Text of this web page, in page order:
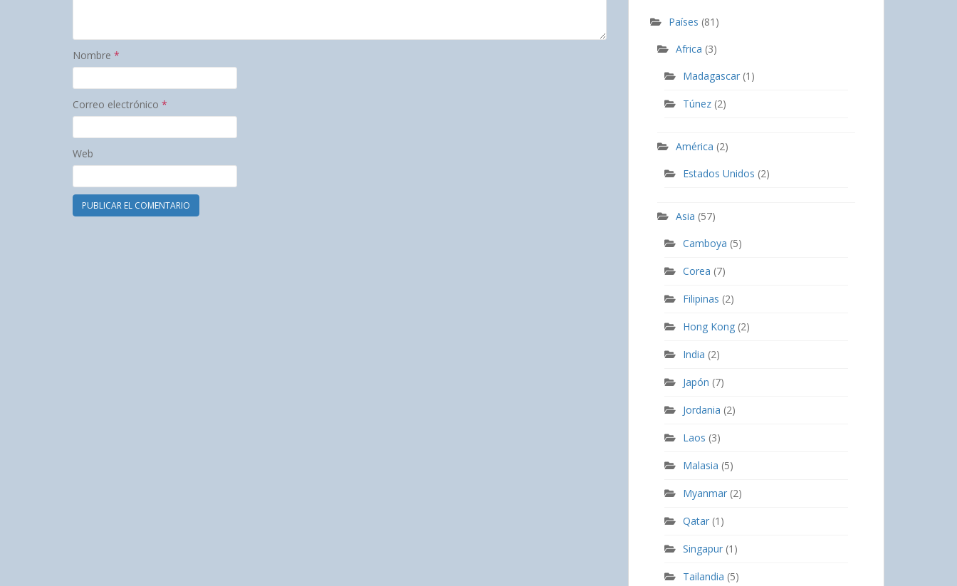
Nombre *
Correo electrónico *
Web
Países (81)
Africa (3)
Madagascar (1)
Túnez (2)
América (2)
Estados Unidos (2)
Asia (57)
Camboya (5)
Corea (7)
Filipinas (2)
Hong Kong (2)
India (2)
Japón (7)
Jordania (2)
Laos (3)
Malasia (5)
Myanmar (2)
Qatar (1)
Singapur (1)
Tailandia (5)